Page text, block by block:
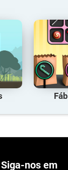
Siga-nos em